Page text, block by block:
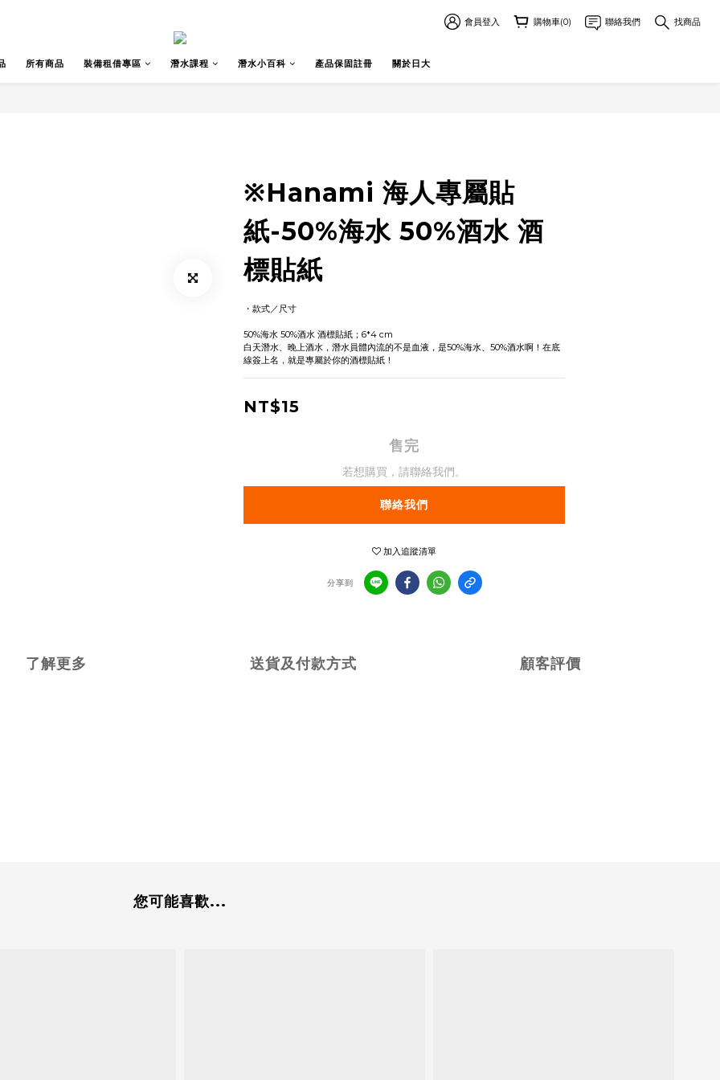
會員登入 購物車(0) 聯絡我們 找商品
所有商品 裝備租借專區 潛水課程 潛水小百科 產品保固註冊 關於日大
※Hanami 海人專屬貼
紙-50%海水 50%酒水 酒
標貼紙
・款式／尺寸
50%海水 50%酒水 酒標貼紙；6*4 cm
白天潛水、晚上酒水，潛水員體內流的不是血液，是50%海水、50%酒水啊！在底
線簽上名，就是專屬於你的酒標貼紙！
NT$15
售完
若想購買，請聯絡我們。
聯絡我們
加入追蹤清單
分享到
了解更多 送貨及付款方式 顧客評價
您可能喜歡...